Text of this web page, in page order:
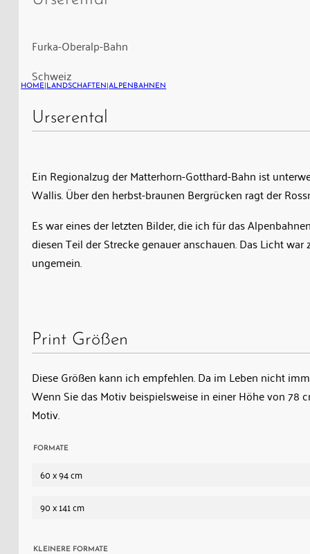
Matterhord
zwischen
und
Kanton
Schweiz
Furka-Oberalp-Bahn
Schweiz
HOME LANDSCHAFTEN |ALPENBAHNEN
Urserental
Ein Regionalzug der Matterhorn-Gotthard-Bahn ist
Wallis. Über den herbst-braunen Bergrücken ragt der
Es war eines der letzten Bilder, die ich für das
diesen Teil der Strecke genauer anschauen. Das Licht
ungemein.
Print Größen
Diese Größen kann ich empfehlen. Da im Leben nicht
Wenn Sie das Motiv beispielsweise in einer Höhe von 78
Motiv.
FORMATE
60 x 94 cm
90 x 141 cm
KLEINERE FORMATE